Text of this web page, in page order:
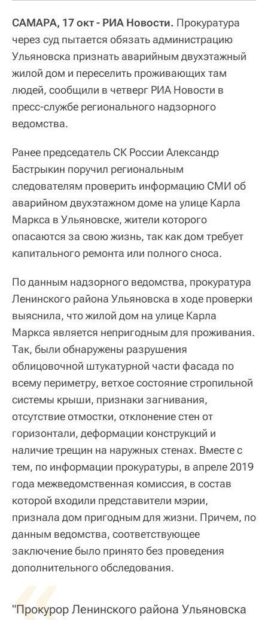
САМАРА, 17 окт - РИА Новости. Прокуратура
через суд пытается обязать администрацию
Ульяновска признать аварийным двухэтажный
жилой дом и переселить проживающих там
людей, сообщили в четверг РИА Новости в
пресс-службе регионального надзорного
ведомства.
Ранее председатель СК России Александр
Бастрыкин поручил региональным
следователям проверить информацию СМИ об
аварийном двухэтажном доме на улице Карла
Маркса в Ульяновске, жители которого
опасаются за свою жизнь, так как дом требует
капитального ремонта или полного сноса.
По данным надзорного ведомства, прокуратура
Ленинского района Ульяновска в ходе проверки
выяснила, что жилой дом на улице Карла
Маркса является непригодным для проживания.
Так, были обнаружены разрушения
облицовочной штукатурной части фасада по
всему периметру, ветхое состояние стропильной
системы крыши, признаки загнивания,
отсутствие отмостки, отклонение стен от
горизонтали, деформации конструкций и
наличие трещин на наружных стенах. Вместе с
тем, по информации прокуратуры, в апреле 2019
года межведомственная комиссия, в состав
которой входили представители мэрии,
признала дом пригодным для жизни. Причем, по
данным ведомства, соответствующее
заключение было принято без проведения
дополнительного обследования.
«
"Прокурор Ленинского района Ульяновска